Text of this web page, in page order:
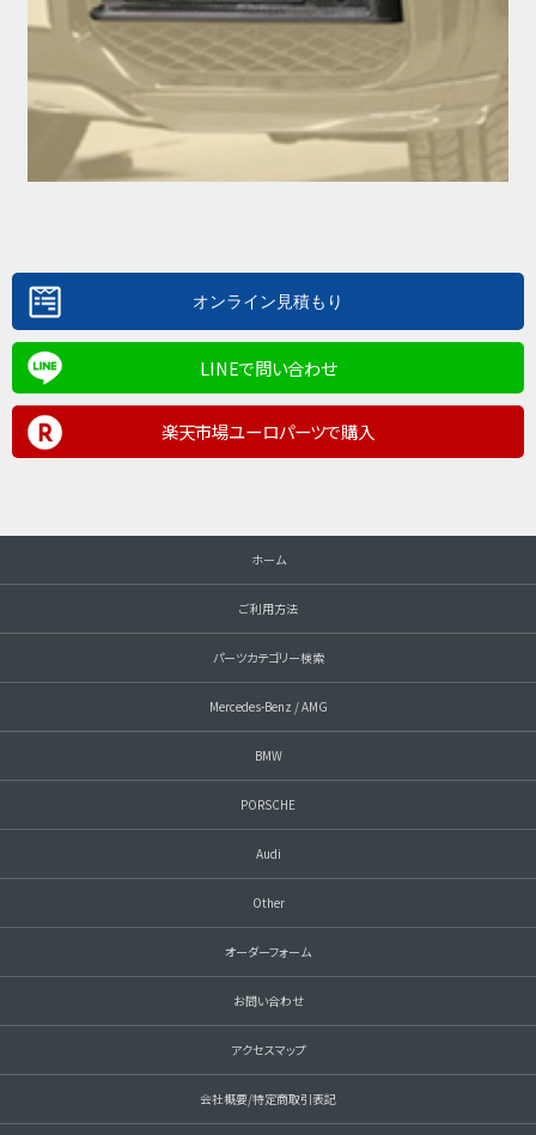
LINEで問い合わせ
楽天市場ユーロパーツで購入
ホーム
ご利用方法
パーツカテゴリー検索
Mercedes-Benz / AMG
BMW
PORSCHE
Audi
Other
オーダーフォーム
お問い合わせ
アクセスマップ
会社概要/特定商取引表記